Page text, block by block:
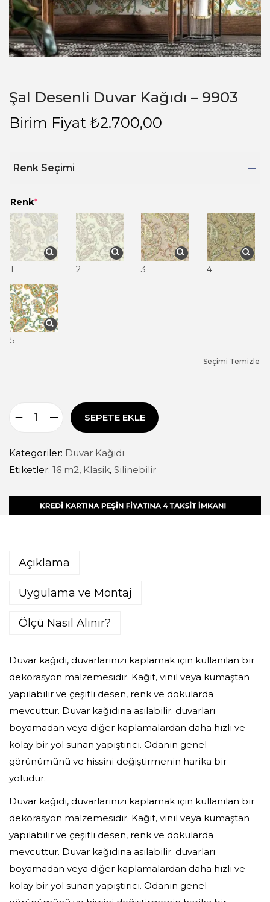
Şal Desenli Duvar Kağıdı – 9903
Birim Fiyat ₺2.700,00
Renk Seçimi
Renk*
1 2 3 4
5
Seçimi Temizle
SEPETE EKLE
Kategoriler: Duvar Kağıdı
Etiketler: 16 m2, Klasik, Silinebilir
Açıklama
Uygulama ve Montaj
Ölçü Nasıl Alınır?
Duvar kağıdı, duvarlarınızı kaplamak için kullanılan bir
dekorasyon malzemesidir. Kağıt, vinil veya kumaştan
yapılabilir ve çeşitli desen, renk ve dokularda
mevcuttur. Duvar kağıdına asılabilir. duvarları
boyamadan veya diğer kaplamalardan daha hızlı ve
kolay bir yol sunan yapıştırıcı. Odanın genel
görünümünü ve hissini değiştirmenin harika bir
yoludur.
Duvar kağıdı, duvarlarınızı kaplamak için kullanılan bir
dekorasyon malzemesidir. Kağıt, vinil veya kumaştan
yapılabilir ve çeşitli desen, renk ve dokularda
mevcuttur. Duvar kağıdına asılabilir. duvarları
boyamadan veya diğer kaplamalardan daha hızlı ve
kolay bir yol sunan yapıştırıcı. Odanın genel